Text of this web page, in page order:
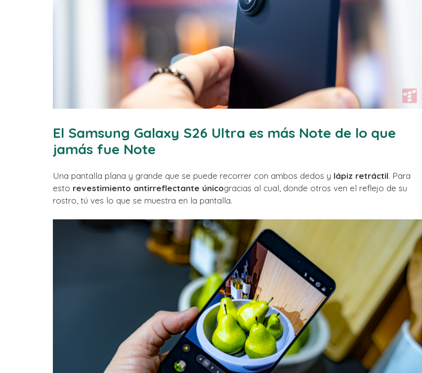
El Samsung Galaxy S26 Ultra es más Note de lo que
jamás fue Note
Una pantalla plana y grande que se puede recorrer con ambos dedos y lápiz retráctil. Para
esto revestimiento antirreflectante únicogracias al cual, donde otros ven el reflejo de su
rostro, tú ves lo que se muestra en la pantalla.